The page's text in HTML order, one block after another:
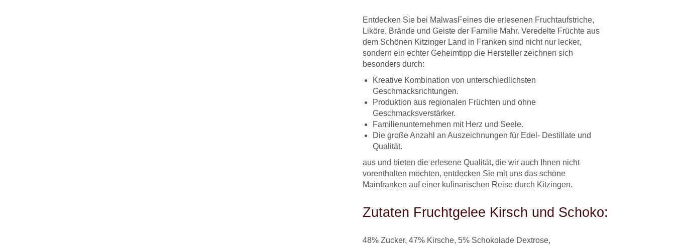
Entdecken Sie bei MalwasFeines die erlesenen Fruchtaufstriche,
Liköre, Brände und Geiste der Familie Mahr. Veredelte Früchte aus
dem Schönen Kitzinger Land in Franken sind nicht nur lecker,
sondern ein echter Geheimtipp die Hersteller zeichnen sich
besonders durch:
Kreative Kombination von unterschiedlichsten
Geschmacksrichtungen.
Produktion aus regionalen Früchten und ohne
Geschmacksverstärker.
Familienunternehmen mit Herz und Seele.
Die große Anzahl an Auszeichnungen für Edel- Destillate und
Qualität.
aus und bieten die erlesene Qualität, die wir auch Ihnen nicht
vorenthalten möchten, entdecken Sie mit uns das schöne
Mainfranken auf einer kulinarischen Reise durch Kitzingen.
Zutaten Fruchtgelee Kirsch und Schoko:
48% Zucker, 47% Kirsche, 5% Schokolade Dextrose,